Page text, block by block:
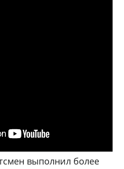
выполнил более